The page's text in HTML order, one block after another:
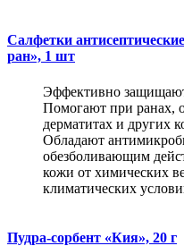
Салфетки
ран», 1 шт
Эффективно
Помогают при ранах,
дерматитах и других
Обладают
обезболивающим
кожи от химических
климатических
Пудра-сорбент «Кия», 20 г